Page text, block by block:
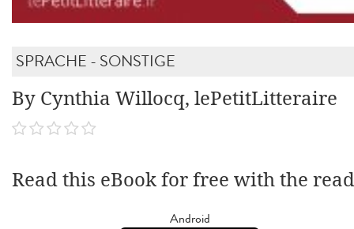
SPRACHE - SONSTIGE
By Cynthia Willocq, lePetitLitteraire
Read this eBook for free with the
Android